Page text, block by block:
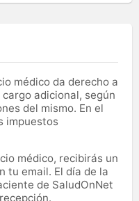
médico da derecho a
adicional, según
del mismo. En el
impuestos
médico, recibirás un
tu email. El día de la
de SaludOnNet